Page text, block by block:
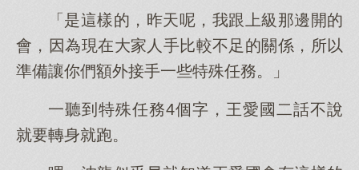
「是這樣的，昨天呢，我跟上級那邊開的
會，因為現在大家人手比較不足的關係，所以
準備讓你們額外接手一些特殊任務。」
一聽到特殊任務4個字，王愛國二話不說
就要轉身就跑。